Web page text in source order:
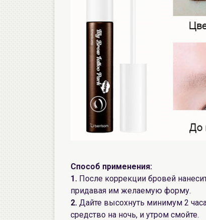
Способ применения:
1. После коррекции бровей
придавая им желаемую форму.
2. Дайте высохнуть минимум 2
средство на ночь, и утром смойте.